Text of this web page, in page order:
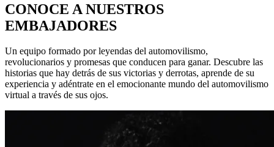
CONOCE A NUESTROS
EMBAJADORES
Un equipo formado por leyendas del automovilismo,
revolucionarios y promesas que conducen para ganar. Descubre las
historias que hay detrás de sus victorias y derrotas, aprende de su
experiencia y adéntrate en el emocionante mundo del automovilismo
virtual a través de sus ojos.